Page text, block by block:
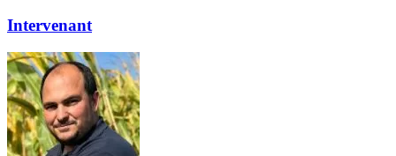
Intervenant